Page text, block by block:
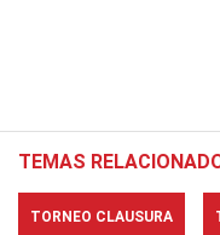
TEMAS
TORNEO CLAUSURA